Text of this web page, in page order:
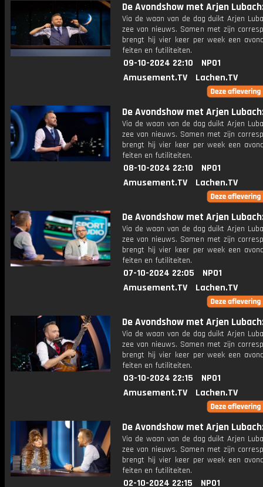
De Avondshow met Arjen
Via de waan van de dag duikt Arjen
zee van nieuws. Samen met zijn
brengt hij vier keer per week een
feiten en futiliteiten.
09-10-2024 22:10
NPO1
Amusement.TV
Lachen.TV
De Avondshow met Arjen
Via de waan van de dag duikt Arjen
zee van nieuws. Samen met zijn
brengt hij vier keer per week een
feiten en futiliteiten.
08-10-2024 22:10
NPO1
Amusement.TV
Lachen.TV
De Avondshow met Arjen
Via de waan van de dag duikt Arjen
zee van nieuws. Samen met zijn
brengt hij vier keer per week een
feiten en futiliteiten.
07-10-2024 22:05
NPO1
Amusement.TV
Lachen.TV
De Avondshow met Arjen
Via de waan van de dag duikt Arjen
zee van nieuws. Samen met zijn
brengt hij vier keer per week een
feiten en futiliteiten.
03-10-2024 22:15
NPO1
Amusement.TV
Lachen.TV
De Avondshow met Arjen
Via de waan van de dag duikt Arjen
zee van nieuws. Samen met zijn
brengt hij vier keer per week een
feiten en futiliteiten.
02-10-2024 22:15 NPO1